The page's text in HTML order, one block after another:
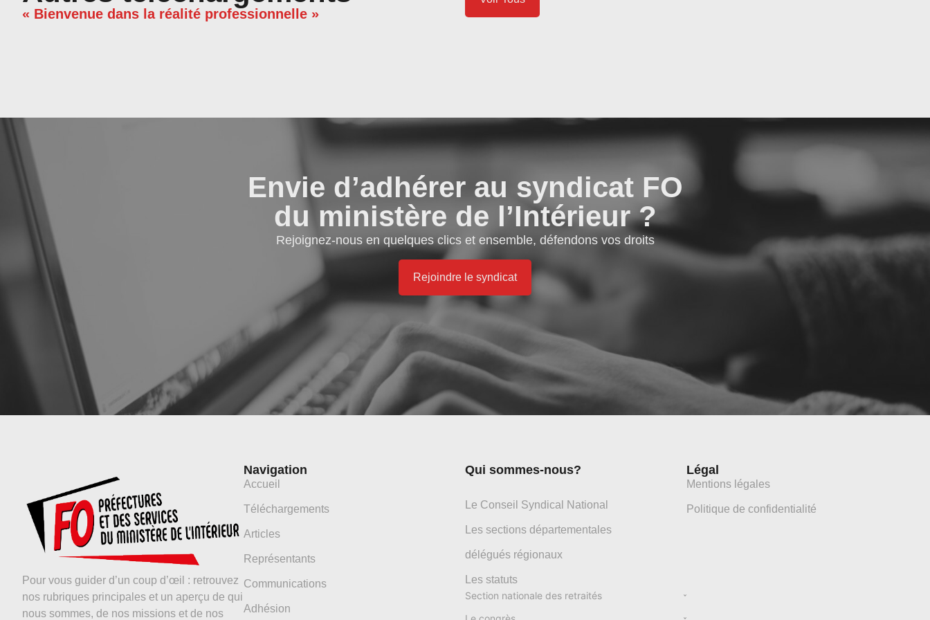
« Bienvenue dans la réalité professionnelle »
Envie d’adhérer au syndicat FO
du ministère de l’Intérieur ?
Rejoignez-nous en quelques clics et ensemble, défendons vos droits
Rejoindre le syndicat
Pour vous guider d’un coup d’œil : retrouvez
nos rubriques principales et un aperçu de qui
nous sommes, de nos missions et de nos
Navigation
Accueil
Téléchargements
Articles
Représentants
Communications
Adhésion
Qui sommes-nous?
Le Conseil Syndical National
Les sections départementales
délégués régionaux
Les statuts
Section nationale des retraités
Légal
Mentions légales
Politique de confidentialité